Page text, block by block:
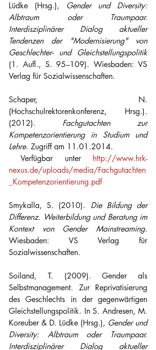
Lüdke (Hrsg.), Gender und Diversity:
Albtraum oder Traumpaar.
Interdisziplinärer Dialog aktueller
Tendenzen der "Modernisierung" von
Geschlechter- und Gleichstellungspolitik
(1. Aufl., S. 95–109). Wiesbaden: VS
Verlag für Sozialwissenschaften.
Schaper, N.
(Hochschulrektorenkonferenz, Hrsg.).
(2012). Fachgutachten zur
Kompetenzorientierung in Studium und
Lehre. Zugriff am 11.01.2014.
Verfügbar unter http://www.hrk-
nexus.de/uploads/media/Fachgutachten
_Kompetenzorientierung.pdf
Smykalla, S. (2010). Die Bildung der
Differenz. Weiterbildung und Beratung im
Kontext von Gender Mainstreaming.
Wiesbaden: VS Verlag für
Sozialwissenschaften.
Soiland, T. (2009). Gender als
Selbstmanagement. Zur Reprivatisierung
des Geschlechts in der gegenwärtigen
Gleichstellungspolitik. In S. Andresen, M.
Koreuber & D. Lüdke (Hrsg.), Gender und
Diversity: Albtraum oder Traumpaar.
Interdisziplinärer Dialog aktueller